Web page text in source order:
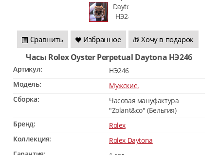
Сравнить Избранное 🎁 Хочу в подарок
Часы Rolex Oyster Perpetual Daytona HЭ246
Артикул:
HЭ246
Модель:
Мужские.
Сборка:
Часовая мануфактура
"Zolant&co" (Бельгия)
Бренд:
Rolex
Коллекция:
Rolex Daytona